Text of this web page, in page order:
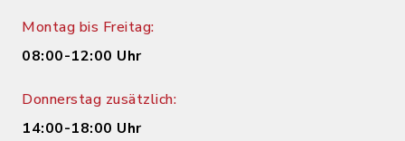
Montag bis Freitag:
08:00-12:00 Uhr
Donnerstag zusätzlich:
14:00-18:00 Uhr